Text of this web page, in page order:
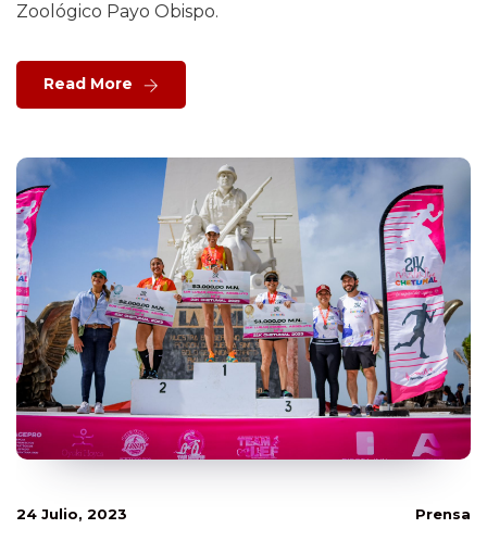
Zoológico Payo Obispo.
Read More
24 Julio, 2023 Prensa